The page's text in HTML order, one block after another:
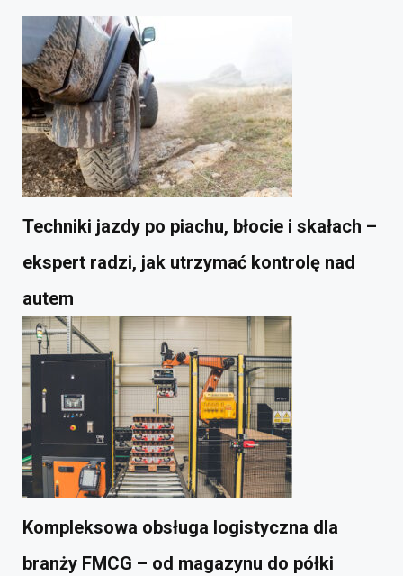
Techniki jazdy po piachu, błocie i skałach –
ekspert radzi, jak utrzymać kontrolę nad
autem
Kompleksowa obsługa logistyczna dla
branży FMCG – od magazynu do półki